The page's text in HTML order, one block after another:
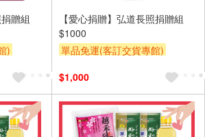
贈組
)
【愛心捐贈】弘道長照捐贈組
$1000
單品免運(客訂交貨專館)
$1,000